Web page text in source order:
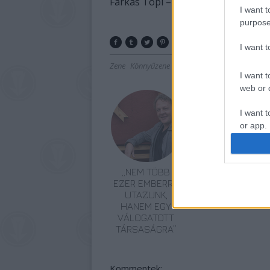
I want
I want
I want
web or
I want
or app.
Zene Könnyűzene
„NEM TÖBB
EZER EMBERRE
UTAZUNK,
HANEM EGY
VÁLOGATOTT
TÁRSASÁGRA”